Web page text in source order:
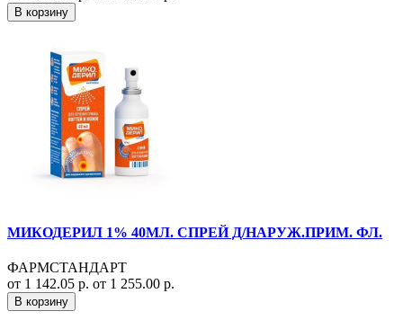
В корзину
МИКОДЕРИЛ 1% 40МЛ. СПРЕЙ Д/НАРУЖ.ПРИМ. ФЛ.
ФАРМСТАНДАРТ
от 1 142.05 р. от 1 255.00 р.
В корзину